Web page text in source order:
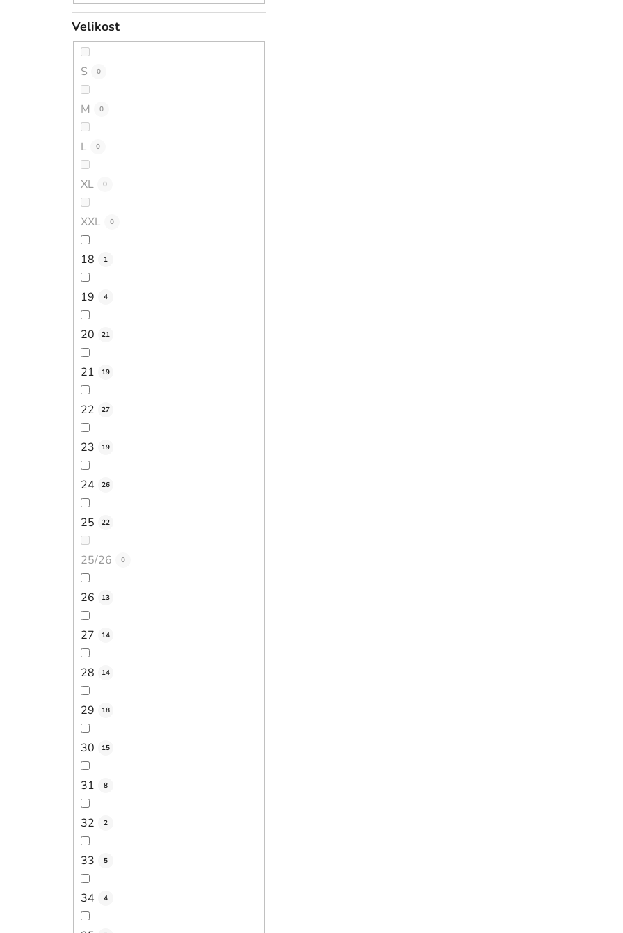
Velikost
S 0
M 0
L 0
XL 0
XXL 0
18 1
19 4
20 21
21 19
22 27
23 19
24 26
25 22
25/26 0
26 13
27 14
28 14
29 18
30 15
31 8
32 2
33 5
34 4